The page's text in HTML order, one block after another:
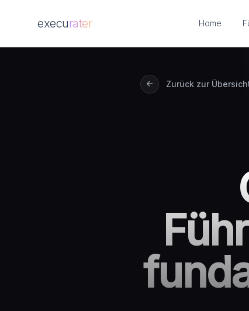
execurater Home
Zurück zur